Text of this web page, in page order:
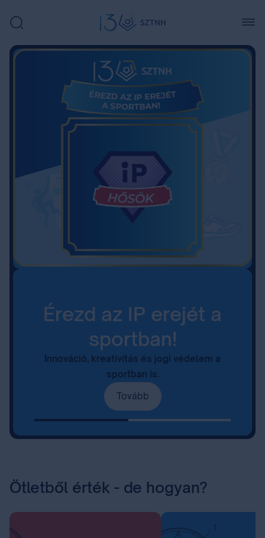
Érezd az IP erejét a
sportban!
Innováció, kreativítás és jogi védelem a
sportban is.
Tovább
Ötletből érték - de hogyan?